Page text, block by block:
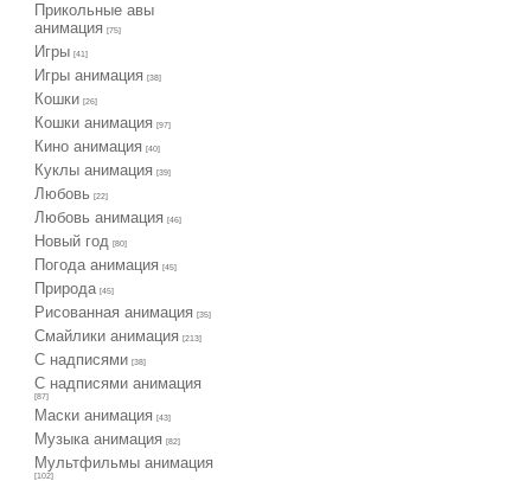
Прикольные авы
анимация
[75]
Игры [41]
Игры анимация [38]
Кошки [26]
Кошки анимация [97]
Кино анимация [40]
Куклы анимация [39]
Любовь [22]
Любовь анимация [46]
Новый год [80]
Погода анимация [45]
Природа [45]
Рисованная анимация [35]
Смайлики анимация [213]
С надписями [38]
С надписями анимация
[87]
Маски анимация [43]
Музыка анимация [82]
Мультфильмы анимация
[102]